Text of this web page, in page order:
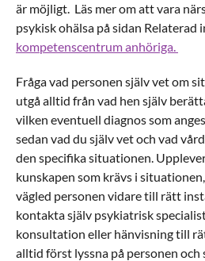
är möjligt. Läs mer om att vara
psykisk ohälsa på sidan Relaterad
kompetenscentrum anhöriga.
Fråga vad personen själv vet om
utgå alltid från vad hen själv
vilken eventuell diagnos som
sedan vad du själv vet och vad
den specifika situationen.
kunskapen som krävs i
vägled personen vidare till rätt
kontakta själv psykiatrisk
konsultation eller hänvisning till
alltid först lyssna på personen och